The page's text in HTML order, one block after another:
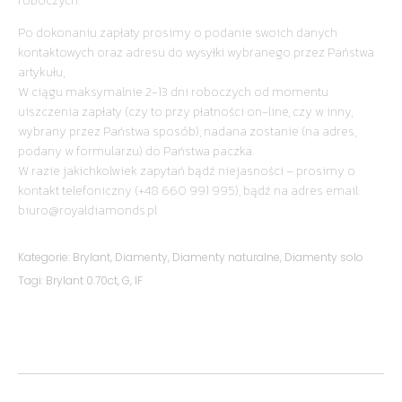
Po dokonaniu zapłaty prosimy o podanie swoich danych
kontaktowych oraz adresu do wysyłki wybranego przez Państwa
artykułu,
W ciągu maksymalnie 2-13 dni roboczych od momentu
uiszczenia zapłaty (czy to przy płatności on-line, czy w inny,
wybrany przez Państwa sposób), nadana zostanie (na adres,
podany w formularzu) do Państwa paczka.
W razie jakichkolwiek zapytań bądź niejasności – prosimy o
kontakt telefoniczny (+48 660 991 995), bądź na adres email:
biuro@royaldiamonds.pl
Kategorie: Brylant, Diamenty, Diamenty naturalne, Diamenty solo
Tagi: Brylant 0.70ct,G, IF